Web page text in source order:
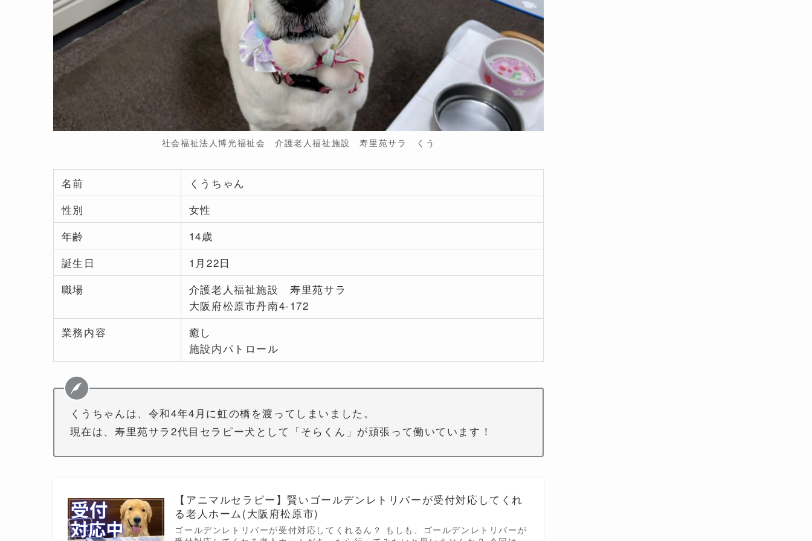
社会福祉法人博光福祉会 介護老人福祉施設 寿里苑サラ くう
名前
くうちゃん
性別
女性
年齢
14歳
誕生日
1月22日
職場
介護老人福祉施設 寿里苑サラ
大阪府松原市丹南4-172
業務内容
癒し
施設内パトロール
くうちゃんは、令和4年4月に虹の橋を渡ってしまいました。
現在は、寿里苑サラ2代目セラピー犬として「そらくん」が頑張って働いています！
【アニマルセラピー】賢いゴールデンレトリバーが受付対応してくれ
る老人ホーム(大阪府松原市)
ゴールデンレトリバーが受付対応してくれるん？ もしも、ゴールデンレトリバーが